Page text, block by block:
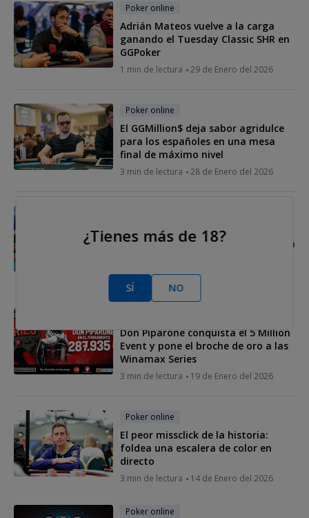
Poker online
Adrián Mateos vuelve a la carga
ganando el Tuesday Classic SHR en
GGPoker
1 min de lectura 29 de Enero del 2026
Poker online
El GGMillion$ deja sabor agridulce
para los españoles en una mesa
final de máximo nivel
3 min de lectura 28 de Enero del 2026
Adrián y Mario desafían al mundo
en la mesa final del GGMillion$ Main
2 min de lectura 27 de Enero del 2026
Don Piparone conquista el 5 Million
Event y pone el broche de oro a las
Winamax Series
3 min de lectura 19 de Enero del 2026
Poker online
El peor missclick de la historia:
foldea una escalera de color en
directo
3 min de lectura 14 de Enero del 2026
Poker online
¿Tienes más de 18?
SÍ NO